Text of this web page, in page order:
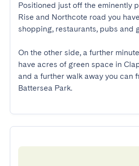
Positioned just off the eminently
Rise and Northcote road you
shopping, restaurants, pubs and
On the other side, a further
have acres of green space in
and a further walk away you can
Battersea Park.